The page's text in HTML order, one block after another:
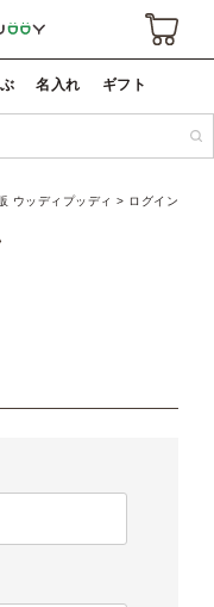
名入れ ギフト
ウッディプッディ ログイン